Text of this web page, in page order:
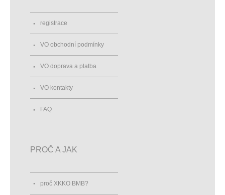
registrace
VO obchodní podmínky
VO doprava a platba
VO kontakty
FAQ
PROČ A JAK
proč XKKO BMB?